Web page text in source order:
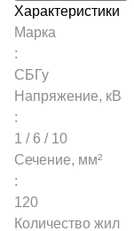
Характеристики
Марка
:
СБГу
Напряжение, кВ
:
1 / 6 / 10
Сечение, мм²
:
120
Количество жил